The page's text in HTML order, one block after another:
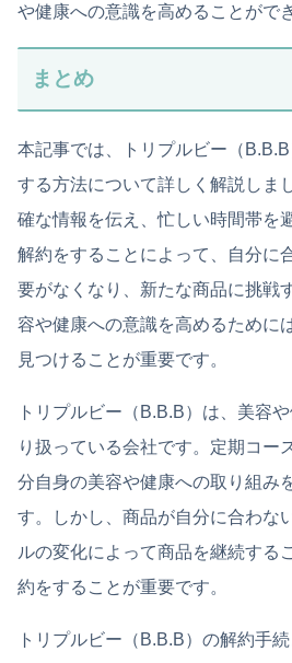
や健康への意識を高めることがで
まとめ
本記事では、トリプルビー（
する方法について詳しく解説しま
確な情報を伝え、忙しい時間帯を
解約をすることによって、自分に
要がなくなり、新たな商品に挑戦
容や健康への意識を高めるために
見つけることが重要です。
トリプルビー（B.B.B）は、美容
り扱っている会社です。定期コー
分自身の美容や健康への取り組み
す。しかし、商品が自分に合わな
ルの変化によって商品を継続する
約をすることが重要です。
トリプルビー（B.B.B）の解約手